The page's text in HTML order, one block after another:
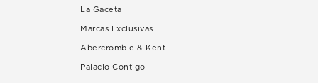
La Gaceta
Marcas Exclusivas
Abercrombie & Kent
Palacio Contigo